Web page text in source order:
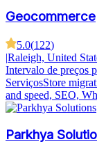
Geocommerce
5.0(122)
|Raleigh, United
Intervalo de preços
ServiçosStore
and speed, SEO,
Parkhya